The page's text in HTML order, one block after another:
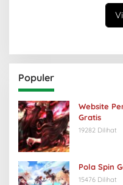
Populer
Website
Gratis
19282 Dilihat
Pola Spin
15476 Dilihat